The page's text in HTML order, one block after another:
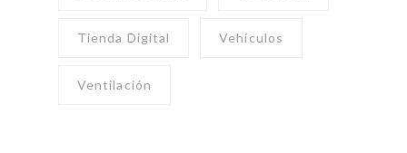
Tienda Digital Vehículos
Ventilación